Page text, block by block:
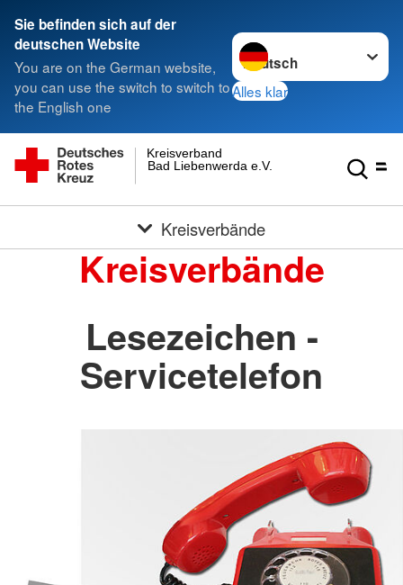
Sie befinden sich auf der
deutschen Website
You are on the German website,
you can use the switch to switch to
the English one
Sprache wechseln zu
Alles klar
Bad Liebenwerda e.V.
Kreisverband
Kreisverbände
Kreisverbände
Lesezeichen -
Servicetelefon